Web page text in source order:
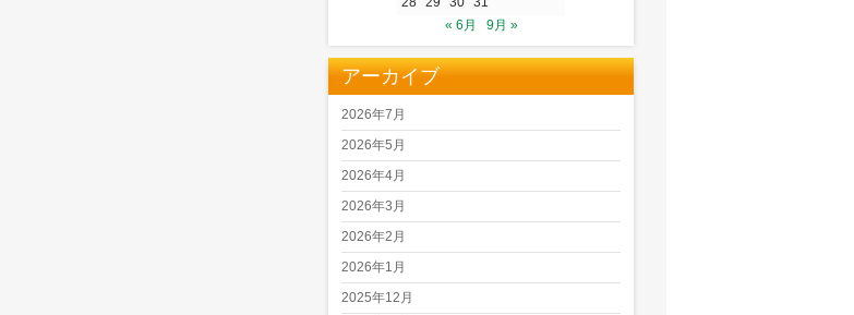
« 6月
9月 »
アーカイブ
2026年7月
2026年5月
2026年4月
2026年3月
2026年2月
2026年1月
2025年12月